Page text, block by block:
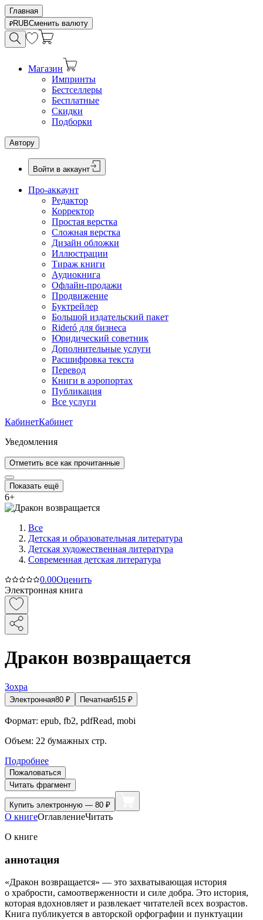
Главная
RUBСменить валюту
Магазин
Импринты
Бестселлеры
Бесплатные
Скидки
Подборки
Автору
Войти в аккаунт
Про-аккаунт
Редактор
Корректор
Простая верстка
Сложная верстка
Дизайн обложки
Иллюстрации
Тираж книги
Аудиокнига
Офлайн-продажи
Продвижение
Буктрейлер
Большой издательский пакет
Rideró для бизнеса
Юридический советник
Дополнительные услуги
Расшифровка текста
Перевод
Книги в аэропортах
Публикация
Все услуги
КабинетКабинет
Уведомления
Отметить все как прочитанные
Показать ещё
6+
Все
Детская и образовательная литература
Детская художественная литература
Современная детская литература
0.00Оценить
Электронная книга
Дракон возвращается
Зохра
Электронная80 ₽ Печатная515 ₽
Формат: epub, fb2, pdfRead, mobi
Объем: 22 бумажных стр.
Подробнее
Пожаловаться
Читать фрагмент
Купить электронную — 80 ₽
О книгеОглавлениеЧитать
О книге
аннотация
«Дракон возвращается» — это захватывающая история
о храбрости, самоотверженности и силе добра. Это история,
которая вдохновляет и развлекает читателей всех возрастов.
Книга публикуется в авторской орфографии и пунктуации